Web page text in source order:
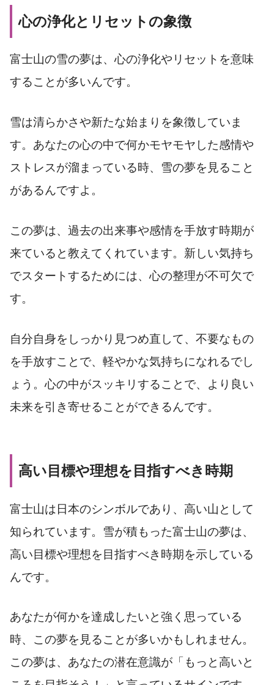
心の浄化とリセットの象徴
富士山の雪の夢は、心の浄化やリセットを意味
することが多いんです。
雪は清らかさや新たな始まりを象徴していま
す。あなたの心の中で何かモヤモヤした感情や
ストレスが溜まっている時、雪の夢を見ること
があるんですよ。
この夢は、過去の出来事や感情を手放す時期が
来ていると教えてくれています。新しい気持ち
でスタートするためには、心の整理が不可欠で
す。
自分自身をしっかり見つめ直して、不要なもの
を手放すことで、軽やかな気持ちになれるでし
ょう。心の中がスッキリすることで、より良い
未来を引き寄せることができるんです。
高い目標や理想を目指すべき時期
富士山は日本のシンボルであり、高い山として
知られています。雪が積もった富士山の夢は、
高い目標や理想を目指すべき時期を示している
んです。
あなたが何かを達成したいと強く思っている
時、この夢を見ることが多いかもしれません。
この夢は、あなたの潜在意識が「もっと高いと